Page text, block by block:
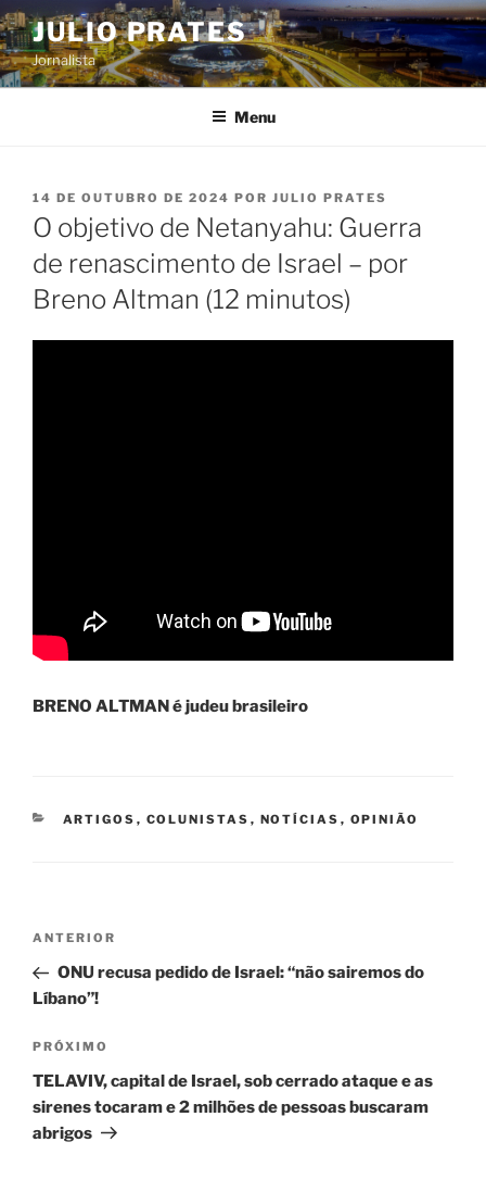
Pular
para
o
conteúdo
JULIO PRATES
Jornalista
Menu
PUBLICADO
EM
14 DE OUTUBRO DE 2024 POR JULIO PRATES
O objetivo de Netanyahu: Guerra
de renascimento de Israel – por
Breno Altman (12 minutos)
BRENO ALTMAN é judeu brasileiro
CATEGORIAS
ARTIGOS , COLUNISTAS , NOTÍCIAS , OPINIÃO
Navegação
Post
Post
anterior
ANTERIOR
ONU recusa pedido de Israel: “não sairemos do
Líbano”!
Próximo
post
PRÓXIMO
TELAVIV, capital de Israel, sob cerrado ataque e as
sirenes tocaram e 2 milhões de pessoas buscaram
abrigos